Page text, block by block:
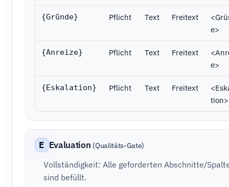
{Gründe} Pflicht Text Freitext
e>
{Anreize} Pflicht Text Freitext
e>
{Eskalation} Pflicht Text Freitext
tion>
E Evaluation (Qualitäts-Gate)
Vollständigkeit: Alle geforderten Abschnitte/
sind befüllt.